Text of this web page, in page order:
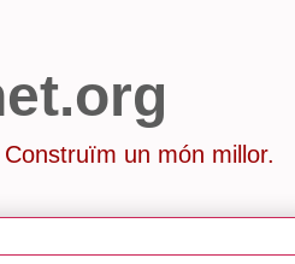
un món millor.